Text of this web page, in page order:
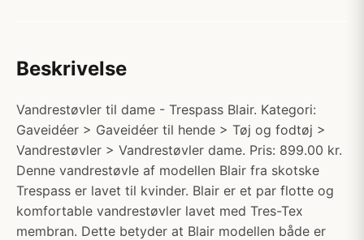
Beskrivelse
Vandrestøvler til dame - Trespass Blair. Kategori:
Gaveidéer > Gaveidéer til hende > Tøj og fodtøj >
Vandrestøvler > Vandrestøvler dame. Pris: 899.00 kr.
Denne vandrestøvle af modellen Blair fra skotske
Trespass er lavet til kvinder. Blair er et par flotte og
komfortable vandrestøvler lavet med Tres-Tex
membran. Dette betyder at Blair modellen både er